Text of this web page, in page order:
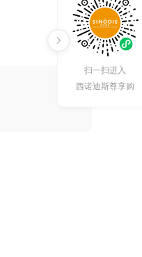
扫一扫进入
西诺迪斯尊享购